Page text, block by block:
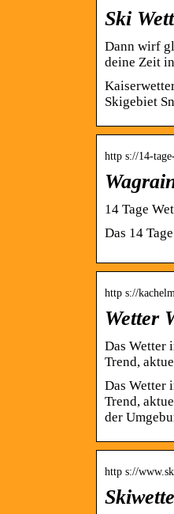
Ski
Dann wirf
deine Zeit
Skigebiet
http s://14-
14 Tage
Das 14
http s://
Wetter
Das Wetter
Trend,
Das Wetter
Trend,
der
http s://